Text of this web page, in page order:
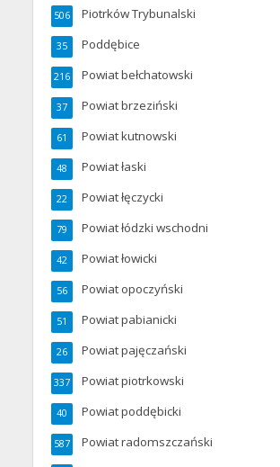
Piotrków Trybunalski
506
Poddębice
35
Powiat bełchatowski
216
Powiat brzeziński
37
Powiat kutnowski
61
Powiat łaski
48
Powiat łęczycki
22
Powiat łódzki wschodni
79
Powiat łowicki
42
Powiat opoczyński
56
Powiat pabianicki
51
Powiat pajęczański
26
Powiat piotrkowski
337
Powiat poddębicki
40
Powiat radomszczański
587